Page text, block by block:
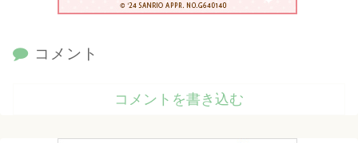
コメント
コメントを書き込む